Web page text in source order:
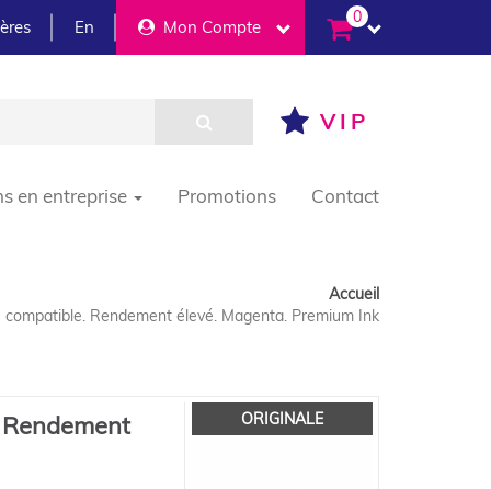
En Mon Compte 0
VIP
en entreprise Promotions Contact
Accueil
Rendement élevé. Magenta. Premium Ink
ORIGINALE